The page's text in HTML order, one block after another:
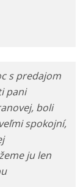
s predajom
pani
boli
spokojní,
ju len